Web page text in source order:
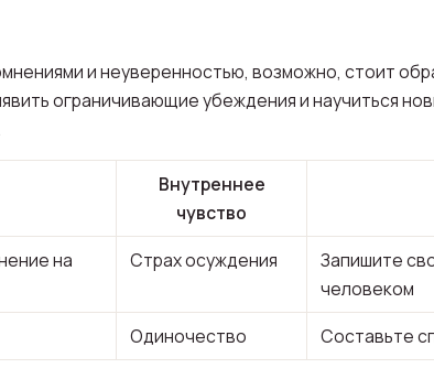
и неуверенностью, возможно, стоит
ограничивающие убеждения и научиться
Внутреннее
чувство
на
Страх осуждения
Запишите
человеком
Одиночество Составьте